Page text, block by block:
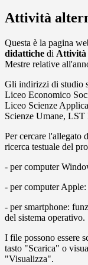
Attività
Questa è la pagina
didattiche di Attività
Mestre relative
Gli indirizzi di studio
Liceo Economico
Liceo Scienze
Scienze Umane,
Per cercare l'allegato
ricerca testuale del
- per computer
- per computer
- per smartphone:
del sistema operativo.
I file possono essere
tasto "Scarica" o
"Visualizza".